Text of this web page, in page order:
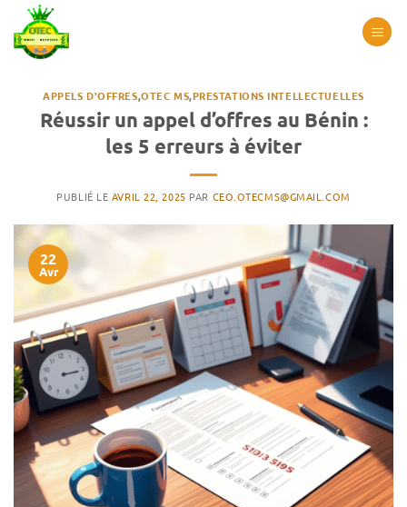
Passer
au
contenu
APPELS D'OFFRES,OTEC MS,PRESTATIONS INTELLECTUELLES
Réussir un appel d’offres au Bénin :
les 5 erreurs à éviter
PUBLIÉ LE AVRIL 22, 2025 PAR CEO.OTECMS@GMAIL.COM
22
Avr